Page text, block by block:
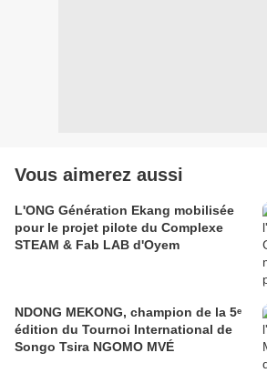
Vous aimerez aussi
L'ONG Génération Ekang mobilisée
pour le projet pilote du Complexe
STEAM & Fab LAB d'Oyem
NDONG MEKONG, champion de la 5ᵉ
édition du Tournoi International de
Songo Tsira NGOMO MVÉ